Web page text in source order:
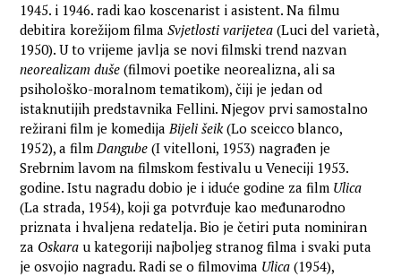
1945. i 1946. radi kao koscenarist i asistent. Na filmu
debitira korežijom filmaSvjetlosti varijetea (Luci del varietà,
1950). U to vrijeme javlja se novi filmski trend nazvan
neorealizam duše (filmovi poetike neorealizna, ali sa
psihološko-moralnom tematikom), čiji je jedan od
istaknutijih predstavnika Fellini. Njegov prvi samostalno
režirani film je komedijaBijeli šeik (Lo sceicco blanco,
1952), a filmDangube (I vitelloni, 1953) nagrađen je
Srebrnim lavom na filmskom festivalu u Veneciji 1953.
godine. Istu nagradu dobio je i iduće godine za film Ulica
(La strada, 1954), koji ga potvrđuje kao međunarodno
priznata i hvaljena redatelja. Bio je četiri puta nominiran
za Oskara u kategoriji najboljeg stranog filma i svaki puta
je osvojio nagradu. Radi se o filmovima Ulica (1954),